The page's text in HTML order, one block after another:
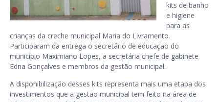
kits de banho
e higiene
para as
crianças da creche municipal Maria do Livramento.
Participaram da entrega o secretário de educação do
município Maximiano Lopes, a secretária chefe de gabinete
Edna Gonçalves e membros da gestão municipal.
A disponibilização desses kits representa mais uma etapa dos
investimentos que a gestão municipal tem feito na área de